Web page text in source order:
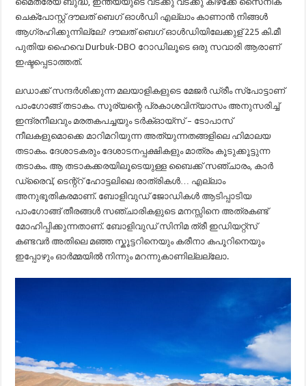
ചെക്പോസ്റ്റ് ദൗലത് ബെഗ് ഓൾഡി എല്ലാം കാണാൻ നിങ്ങൾ
ആഗ്രഹിക്കുന്നില്ലേ? ദൗലത് ബെഗ് ഓൾഡിയിലേക്കുള് 225 കി.മീ
പുതിയ ഹൈവെ Durbuk-DBO റോഡിലൂടെ ഒരു സവാരി ആരാണ്
ഇഷ്ടപ്പെടാത്തത്.
ലഡാക്ക് സന്ദർശിക്കുന്ന മലയാളികളുടെ മേജർ ഡ്രീം സ്പോട്ടാണ്
പാംഗോങ്ങ് തടാകം. സൂര്യന്റെ പ്രകാശവിന്യാസം അനുസരിച്ച്
ഇന്ദ്രനീലവും മരതകപച്ചയും ടർക്ഓയ്സ് – ടോപാസ്
നീലകളുമൊക്കെ മാറിമറിയുന്ന അത്യുന്നതങ്ങളിലെ ഹിമാലയ
തടാകം. ദേശാടകരും ദേശാടനപ്പക്ഷികളും മാത്രം കൂടുക്കൂട്ടുന്ന
തടാകം. ആ തടാകക്കരയിലൂടെയുള്ള ബൈക്ക് സഞ്ചാരം, കാർ
ഡ്രൈവ്, ടെന്റ്റ് ഹോട്ടലിലെ രാത്രികൾ… എല്ലാം
അനുഭൂതികരമാണ്. ബോളിവുഡ് ജോഡികൾ ആടിപ്പാടിയ
പാംഗോങ്ങ് തീരങ്ങൾ സഞ്ചാരികളുടെ മനസ്സിനെ അത്രകണ്ട്
മോഹിപ്പിക്കുന്നതാണ്. ബോളിവുഡ് സിനിമ ത്രീ ഇഡിയറ്റ്സ്
കണ്ടവർ അതിലെ മഞ്ഞ സ്കൂട്ടറിനെയും കരീനാ കപൂറിനെയും
ഇപ്പോഴും ഓർമ്മയിൽ നിന്നും മറന്നുകാണില്ലല്ലോ.